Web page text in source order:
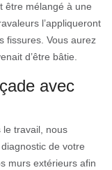
être mélangé à une
l’appliqueront
fissures. Vous aurez
d’être bâtie.
avec
le travail, nous
de votre
murs extérieurs afin